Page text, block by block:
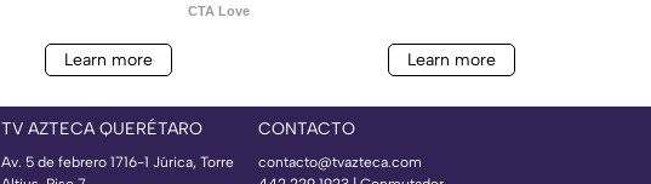
TV AZTECA QUERÉTARO
Av. 5 de febrero 1716-1 Júrica, Torre
CONTACTO
contacto@tvazteca.com